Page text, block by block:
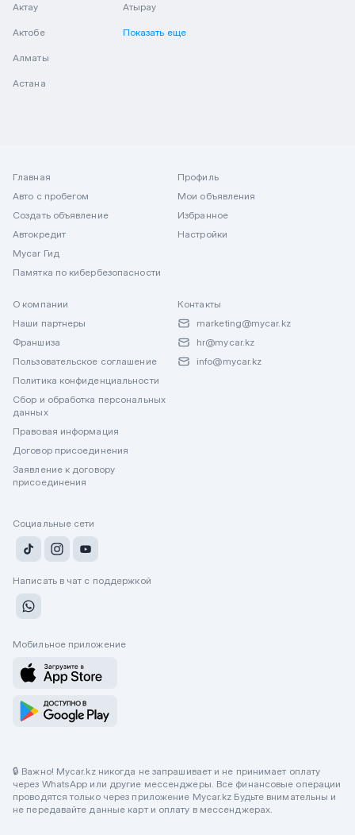
Актау
Актобе
Алматы
Астана
Атырау
Показать еще
Главная
Авто с пробегом
Создать объявление
Автокредит
Mycar Гид
Памятка по кибербезопасности
Профиль
Мои объявления
Избранное
Настройки
О компании
Наши партнеры
Франшиза
Пользовательское соглашение
Политика конфиденциальности
Сбор и обработка персональных
данных
Правовая информация
Договор присоединения
Заявление к договору
присоединения
Контакты
marketing@mycar.kz
hr@mycar.kz
info@mycar.kz
Социальные сети
Написать в чат с поддержкой
Мобильное приложение
🔒 Важно! Mycar.kz никогда не запрашивает и не принимает оплату
через WhatsApp или другие мессенджеры. Все финансовые операции
проводятся только через приложение Mycar.kz Будьте внимательны и
не передавайте данные карт и оплату в мессенджерах.